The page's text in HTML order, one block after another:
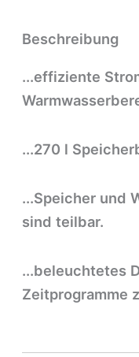
Beschreibung
...effiziente
...270 l
...Speicher und
sind teilbar.
...beleuchtetes
Zeitprogramme